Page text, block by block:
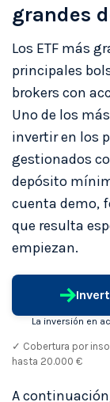
grandes
Los ETF más
principales
brokers con
Uno de los
invertir en los
gestionados
depósito
cuenta demo,
que resulta
empiezan.
La inversión en
✓ Cobertura por
hasta 20.000 €
A